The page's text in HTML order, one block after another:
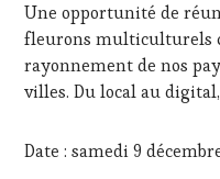
GUEST,
INVITATIONS
DÉGUSTATIONS,
WINE
MASTERCLASS,
2023
Une opportunité de
fleurons multiculturels
rayonnement de nos
villes. Du local au
Date : samedi 9